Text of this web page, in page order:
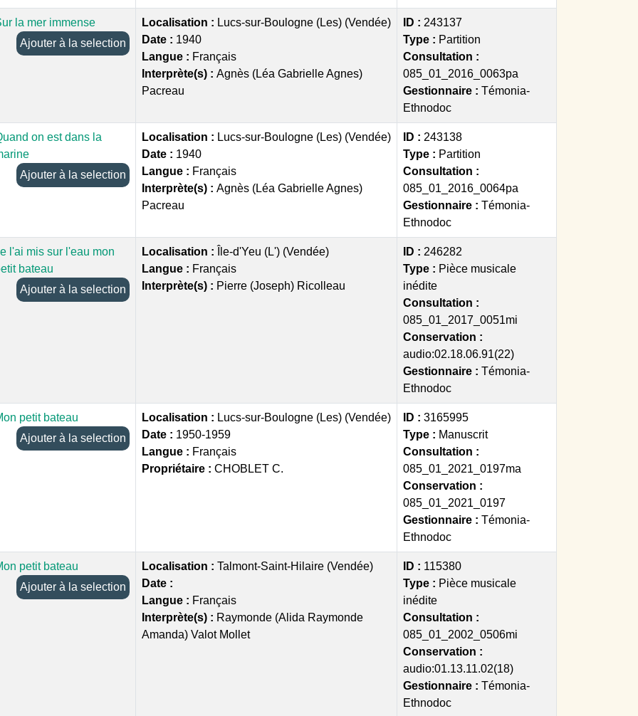
la mer immense
Ajouter à la selection
Localisation : Lucs-sur-Boulogne (Les) (Vendée)
Date : 1940
Langue : Français
Interprète(s) : Agnès (Léa Gabrielle Agnes)
Pacreau
ID : 243137
Type : Partition
Consultation :
085_01_2016_0063pa
Gestionnaire : Témonia-
Ethnodoc
on est dans la
Ajouter à la selection
Localisation : Lucs-sur-Boulogne (Les) (Vendée)
Date : 1940
Langue : Français
Interprète(s) : Agnès (Léa Gabrielle Agnes)
Pacreau
ID : 243138
Type : Partition
Consultation :
085_01_2016_0064pa
Gestionnaire : Témonia-
Ethnodoc
l'ai mis sur l'eau mon
bateau
Ajouter à la selection
Localisation :
Île-d'Yeu (L') (Vendée)
Langue : Français
Interprète(s) : Pierre (Joseph) Ricolleau
ID : 246282
Type : Pièce musicale
inédite
Consultation :
085_01_2017_0051mi
Conservation :
audio:02.18.06.91(22)
Gestionnaire : Témonia-
Ethnodoc
petit bateau
Ajouter à la selection
Localisation : Lucs-sur-Boulogne (Les) (Vendée)
Date : 1950-1959
Langue : Français
Propriétaire : CHOBLET C.
ID : 3165995
Type : Manuscrit
Consultation :
085_01_2021_0197ma
Conservation :
085_01_2021_0197
Gestionnaire : Témonia-
Ethnodoc
petit bateau
Ajouter à la selection
Localisation : Talmont-Saint-Hilaire (Vendée)
Date :
Langue : Français
Interprète(s) : Raymonde (Alida Raymonde
Amanda) Valot Mollet
ID : 115380
Type : Pièce musicale
inédite
Consultation :
085_01_2002_0506mi
Conservation :
audio:01.13.11.02(18)
Gestionnaire : Témonia-
Ethnodoc